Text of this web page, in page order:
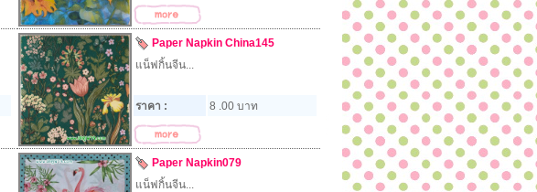
Paper Napkin China145
แน็ฟกิ้นจีน...
ราคา : 8 .00 บาท
Paper Napkin079
แน็ฟกิ้นจีน...